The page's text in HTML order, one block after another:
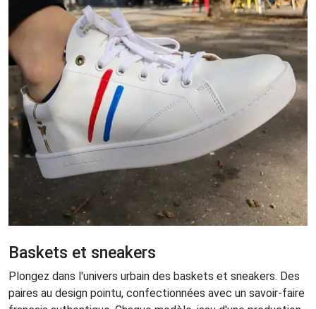
Baskets et sneakers
Plongez dans l'univers urbain des baskets et sneakers. Des
paires au design pointu, confectionnées avec un savoir-faire